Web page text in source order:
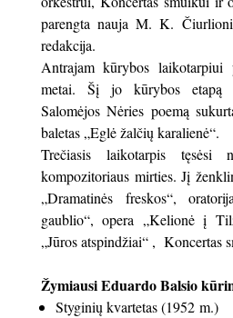
parengta nauja M. K.
redakcija.
Antrajam kūrybos laikotarpiui
metai. Šį jo kūrybos etapą
Salomėjos Nėries poemą
baletas „Eglė žalčių karalienė“.
Trečiasis laikotarpis
kompozitoriaus mirties. Jį
„Dramatinės freskos“,
gaublio“, opera „Kelionė į
„Jūros atspindžiai“ , Koncertas
Žymiausi Eduardo Balsio
Styginių kvartetas (1952 m.)